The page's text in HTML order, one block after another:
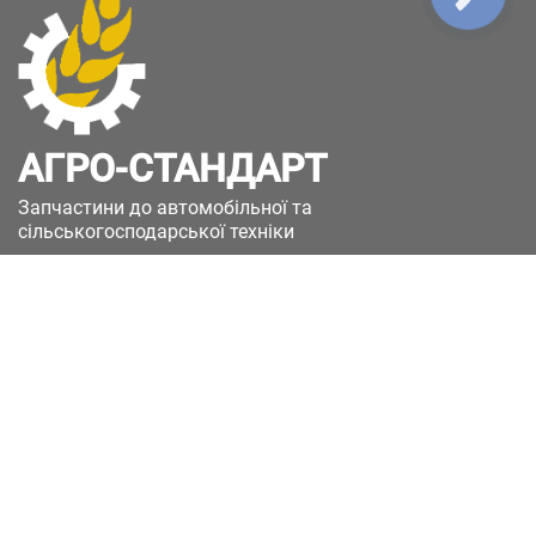
АГРО-СТАНДАРТ
Запчастини до автомобільної та
сільськогосподарської техніки